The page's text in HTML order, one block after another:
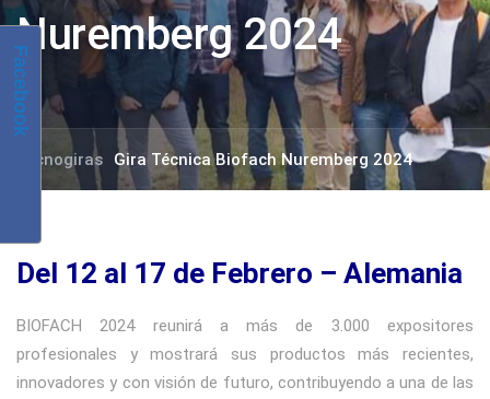
Nuremberg 2024
Tecnogiras Gira Técnica Biofach Nuremberg 2024
Del 12 al 17 de Febrero – Alemania
BIOFACH 2024 reunirá a más de 3.000 expositores
profesionales y mostrará sus productos más recientes,
innovadores y con visión de futuro, contribuyendo a una de las
Facebook